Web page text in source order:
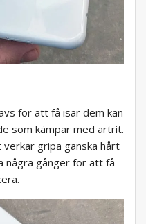
för att få isär dem kan
som kämpar med artrit.
gripa ganska hårt
några gånger för att få